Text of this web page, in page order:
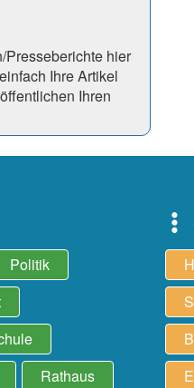
Presseberichte hier
Ihre Artikel
Ihren
Politik
Rathaus